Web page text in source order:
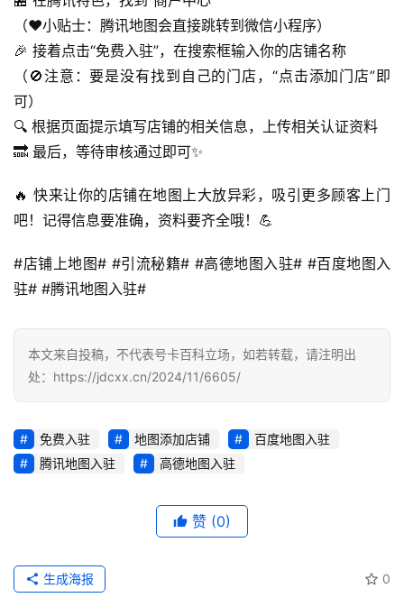
卡
推
荐
号
码
认
增
业
务
（♥小贴士：腾讯地图会直接跳转到微信小程序）
🎉 接着点击“免费入驻”，在搜索框输入你的店铺名称
（🚫注意：要是没有找到自己的门店，“点击添加门店”即
可）
🔍 根据页面提示填写店铺的相关信息，上传相关认证资料
🔜 最后，等待审核通过即可✨
🔥 快来让你的店铺在地图上大放异彩，吸引更多顾客上门
吧！记得信息要准确，资料要齐全哦！💪
#店铺上地图# #引流秘籍# #高德地图入驻# #百度地图入
驻# #腾讯地图入驻#
本文来自投稿，不代表号卡百科立场，如若转载，请注明出
处：https://jdcxx.cn/2024/11/6605/
免费入驻 地图添加店铺
百度地图入驻
腾讯地图入驻
高德地图入驻
赞 (0)
0
生成海报